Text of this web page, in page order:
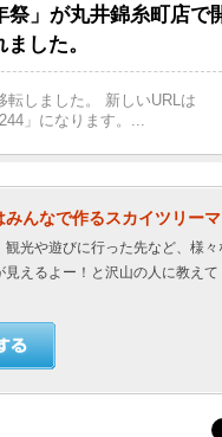
祭」が丸井錦糸町店で
した。
転しました。 新しいURLは
」になります。...
んなで作るスカイツリー
光や遊びに行った先など、様
えるよー！と沢山の人に教え